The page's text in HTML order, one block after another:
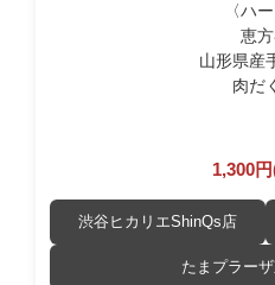
〈ハ
恵
山形県産
肉だ
1,300
渋谷ヒカリエShinQs店
たまプラー